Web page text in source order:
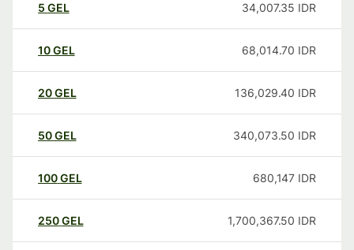
5 GEL 34,007.35 IDR
10GEL 68,014.70 IDR
20GEL 136,029.40 IDR
50GEL 340,073.50 IDR
100GEL 680,147 IDR
250GEL 1,700,367.50 IDR